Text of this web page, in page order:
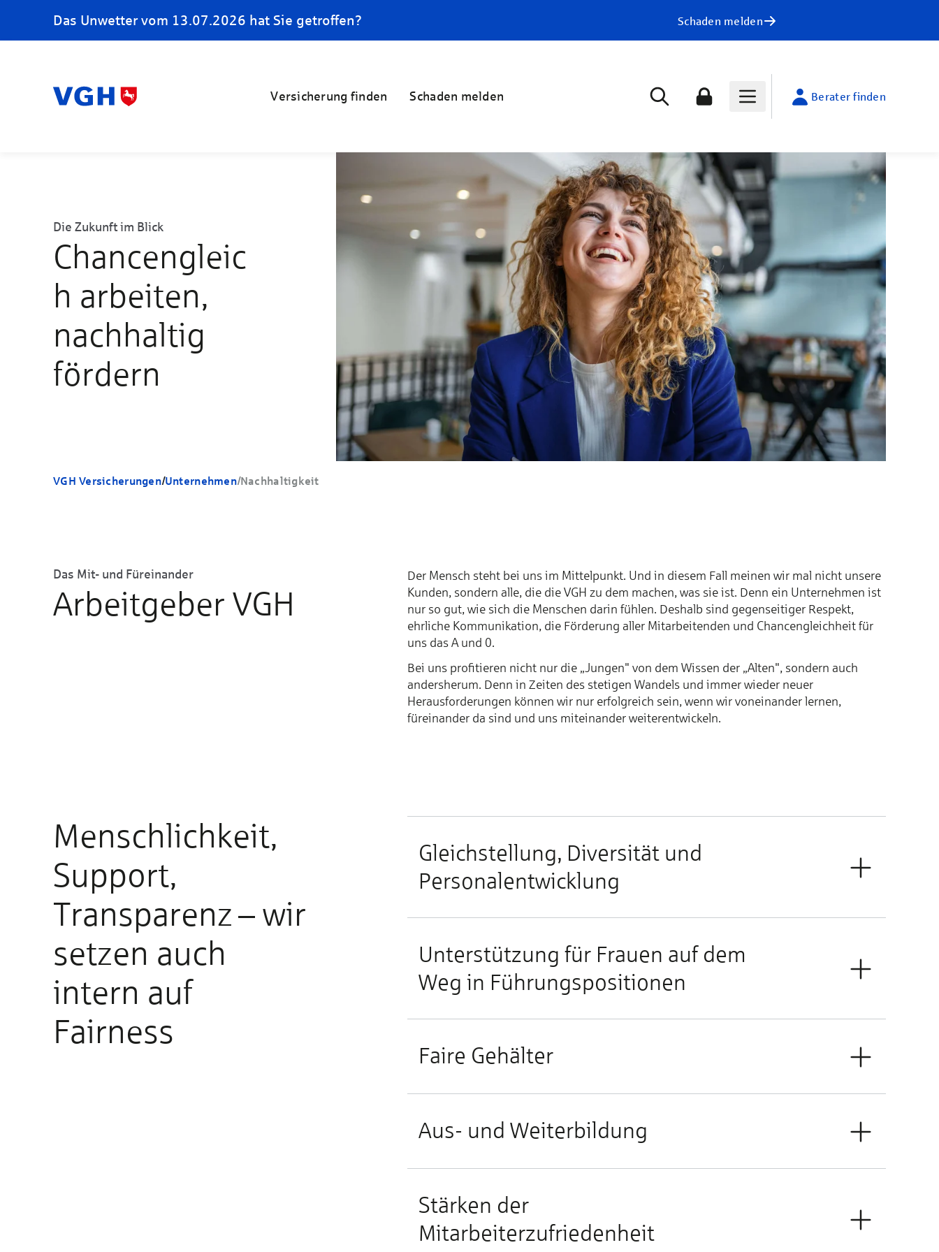
Das Unwetter vom 13.07.2026 hat Sie getroffen? Schaden melden
Versicherung finden Schaden melden Berater finden
Die Zukunft im Blick
Chancengleic
h arbeiten,
nachhaltig
fördern
VGH Versicherungen/Unternehmen/Nachhaltigkeit
Das Mit- und Füreinander
Arbeitgeber VGH
Der Mensch steht bei uns im Mittelpunkt. Und in diesem Fall meinen wir mal nicht unsere
Kunden, sondern alle, die die VGH zu dem machen, was sie ist. Denn ein Unternehmen ist
nur so gut, wie sich die Menschen darin fühlen. Deshalb sind gegenseitiger Respekt,
ehrliche Kommunikation, die Förderung aller Mitarbeitenden und Chancengleichheit für
uns das A und 0.
Bei uns profitieren nicht nur die „Jungen" von dem Wissen der „Alten", sondern auch
andersherum. Denn in Zeiten des stetigen Wandels und immer wieder neuer
Herausforderungen können wir nur erfolgreich sein, wenn wir voneinander lernen,
füreinander da sind und uns miteinander weiterentwickeln.
Menschlichkeit,
Support,
Transparenz – wir
setzen auch
intern auf
Fairness
Gleichstellung, Diversität und
Personalentwicklung
Unterstützung für Frauen auf dem
Weg in Führungspositionen
Faire Gehälter
Aus- und Weiterbildung
Stärken der
Mitarbeiterzufriedenheit